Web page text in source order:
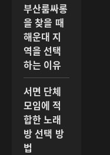
부산룸싸롱
을 찾을 때
해운대 지
역을 선택
하는 이유
서면 단체
모임에 적
합한 노래
방 선택 방
법